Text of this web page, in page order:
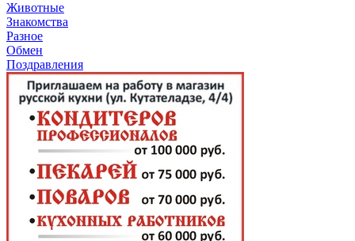
Животные
Знакомства
Разное
Обмен
Поздравления